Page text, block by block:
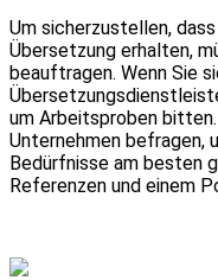
Um sicherzustellen,
Übersetzung erhalten,
beauftragen. Wenn Sie
um Arbeitsproben
Unternehmen befragen,
Bedürfnisse am besten
Referenzen und einem